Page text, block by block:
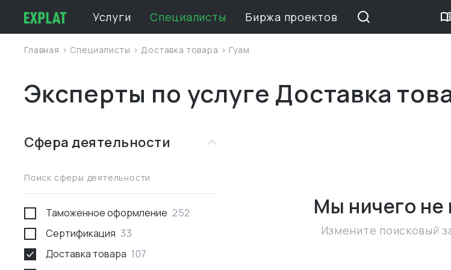
Услуги Специалисты Биржа проектов
Главная > Специалисты > Доставка товара > Гуам
Эксперты по услуге Доставка
Сфера деятельности
Поиск сферы деятельности
Таможенное оформление 252
Сертификация 33
Доставка товара 107
Мы ничего не
Измените поисковый